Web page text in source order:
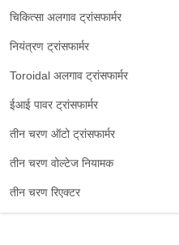
चिकित्सा अलगाव ट्रांसफार्मर
नियंत्रण ट्रांसफार्मर
Toroidal अलगाव ट्रांसफार्मर
ईआई पावर ट्रांसफार्मर
तीन चरण ऑटो ट्रांसफार्मर
तीन चरण वोल्टेज नियामक
तीन चरण रिएक्टर